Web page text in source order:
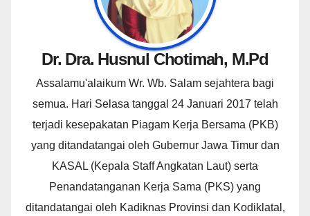
Dr. Dra. Husnul Chotimah, M.Pd
Assalamu'alaikum Wr. Wb. Salam sejahtera bagi
semua. Hari Selasa tanggal 24 Januari 2017 telah
terjadi kesepakatan Piagam Kerja Bersama (PKB)
yang ditandatangai oleh Gubernur Jawa Timur dan
KASAL (Kepala Staff Angkatan Laut) serta
Penandatanganan Kerja Sama (PKS) yang
ditandatangai oleh Kadiknas Provinsi dan Kodiklatal,